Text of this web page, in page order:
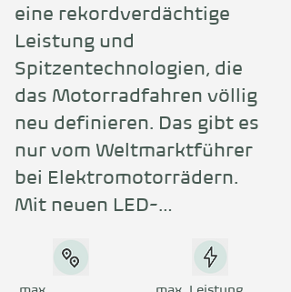
eine rekordverdächtige
Leistung und
Spitzentechnologien, die
das Motorradfahren völlig
neu definieren. Das gibt es
nur vom Weltmarktführer
bei Elektromotorrädern.
Mit neuen LED-
Rückleuchten sowie einem
vollfarbigen TFT-Cockpit